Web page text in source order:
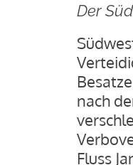
Der
nach
Fluss